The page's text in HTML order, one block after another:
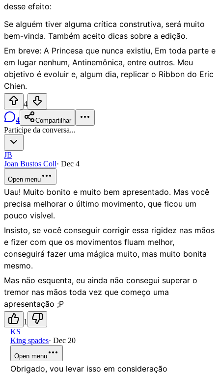
desse efeito:
Se alguém tiver alguma crítica construtiva, será muito
bem-vinda. Também aceito dicas sobre a edição.
Em breve: A Princesa que nunca existiu, Em toda parte e
em lugar nenhum, Antinemônica, entre outros. Meu
objetivo é evoluir e, algum dia, replicar o Ribbon do Eric
Chien.
4
4
Compartilhar
Participe da conversa...
JB
Joan Bustos Coll· Dec 4
Open menu
Uau! Muito bonito e muito bem apresentado. Mas você
precisa melhorar o último movimento, que ficou um
pouco visível.
Insisto, se você conseguir corrigir essa rigidez nas mãos
e fizer com que os movimentos fluam melhor,
conseguirá fazer uma mágica muito, mas muito bonita
mesmo.
Mas não esquenta, eu ainda não consegui superar o
tremor nas mãos toda vez que começo uma
apresentação ;P
1
KS
King spades· Dec 20
Open menu
Obrigado, vou levar isso em consideração